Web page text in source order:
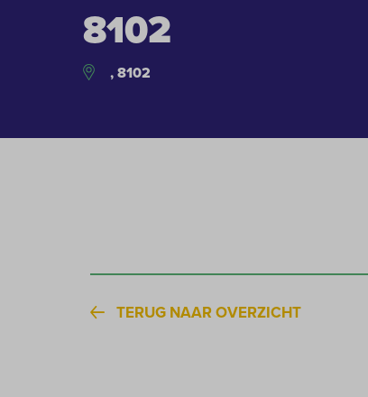
8102
, 8102
TERUG NAAR OVERZICHT